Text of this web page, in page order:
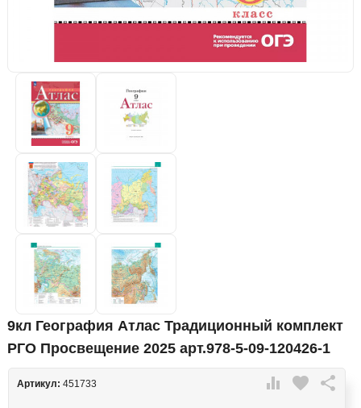
9кл География Атлас Традиционный комплект
РГО Просвещение 2025 арт.978-5-09-120426-1
 favorite 
Артикул: 451733